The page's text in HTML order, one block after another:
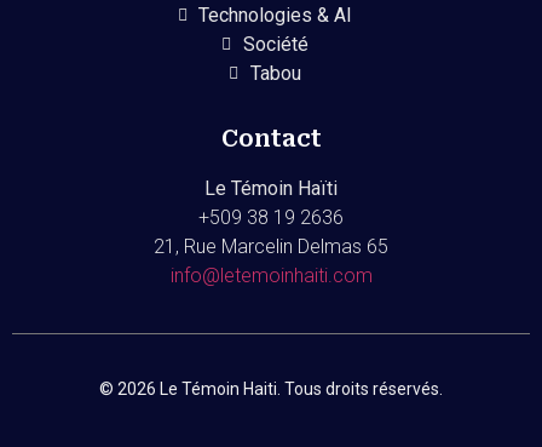
Technologies & AI
Société
Tabou
Contact
Le Témoin Haïti
+509 38 19 2636
21, Rue Marcelin Delmas 65
info@letemoinhaiti.com
© 2026 Le Témoin Haiti. Tous droits réservés.